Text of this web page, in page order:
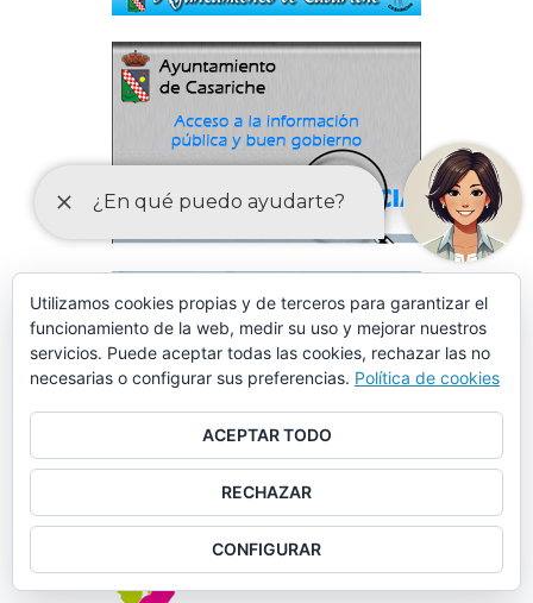
Utilizamos cookies propias y de terceros para garantizar el
funcionamiento de la web, medir su uso y mejorar nuestros
servicios. Puede aceptar todas las cookies, rechazar las no
necesarias o configurar sus preferencias. Política de cookies
ACEPTAR TODO
RECHAZAR
CONFIGURAR